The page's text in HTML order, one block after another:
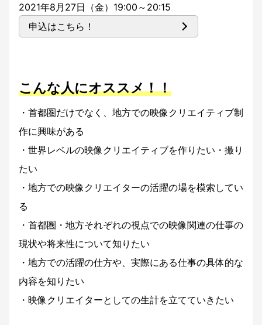
2021年8月27日（金）19:00～20:15
申込はこちら！
こんな人にオススメ！！
・首都圏だけでなく、地方での映像クリエイティブ制
作に興味がある
・世界レベルの映像クリエイティブを作りたい・撮り
たい
・地方での映像クリエイターの活躍の場を模索してい
る
・首都圏・地方それぞれの視点での映像関連の仕事の
現状や将来性について知りたい
・地方での活躍の仕方や、実際にある仕事の具体的な
内容を知りたい
・映像クリエイターとしての生計を立てていきたい